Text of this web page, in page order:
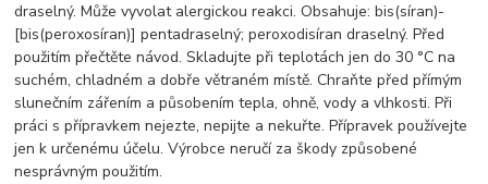
draselný. Může vyvolat alergickou reakci. Obsahuje: bis(síran)-
[bis(peroxosíran)] pentadraselný; peroxodisíran draselný. Před
použitím přečtěte návod. Skladujte při teplotách jen do 30 °C na
suchém, chladném a dobře větraném místě. Chraňte před přímým
slunečním zářením a působením tepla, ohně, vody a vlhkosti. Při
práci s přípravkem nejezte, nepijte a nekuřte. Přípravek používejte
jen k určenému účelu. Výrobce neručí za škody způsobené
nesprávným použitím.